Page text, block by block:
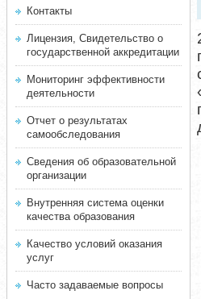
Контакты
Лицензия, Свидетельство о
государственной аккредитации
Мониторинг эффективности
деятельности
Отчет о результатах
самообследования
Сведения об образовательной
организации
Внутренняя система оценки
качества образования
Качество условий оказания
услуг
Часто задаваемые вопросы